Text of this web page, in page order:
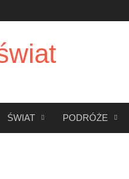
ŚWIAT PODRÓŻE